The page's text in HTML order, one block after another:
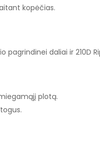
kopėčias.
daliai ir 210D
plotą.